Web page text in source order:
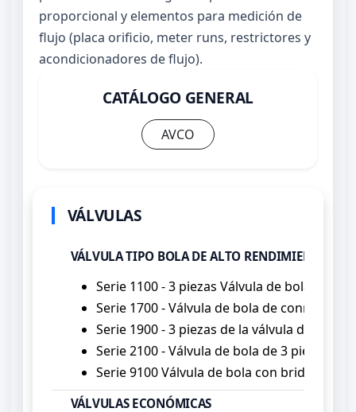
proporcional y elementos para medición de
flujo (placa orificio, meter runs, restrictores y
acondicionadores de flujo).
CATÁLOGO GENERAL
AVCO
VÁLVULAS
VÁLVULA TIPO BOLA DE ALTO RENDIMIENTO
Serie 1100 - 3 piezas Válvula de bola de
Serie 1700 - Válvula de bola de
Serie 1900 - 3 piezas de la válvula de bola
Serie 2100 - Válvula de bola de 3 piezas de
Serie 9100 Válvula de bola con bridas de 2
VÁLVULAS ECONÓMICAS